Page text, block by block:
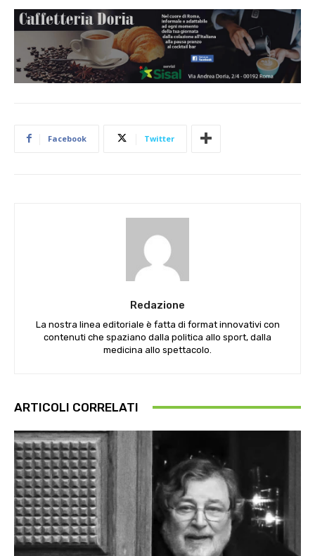
Facebook Twitter
Redazione
La nostra linea editoriale è fatta di format innovativi con
contenuti che spaziano dalla politica allo sport, dalla
medicina allo spettacolo.
ARTICOLI CORRELATI